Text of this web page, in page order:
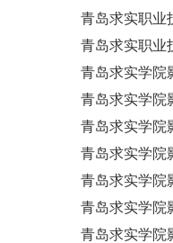
青岛求实职业
青岛求实职业
青岛求实学院
青岛求实学院
青岛求实学院
青岛求实学院
青岛求实学院
青岛求实学院
青岛求实学院